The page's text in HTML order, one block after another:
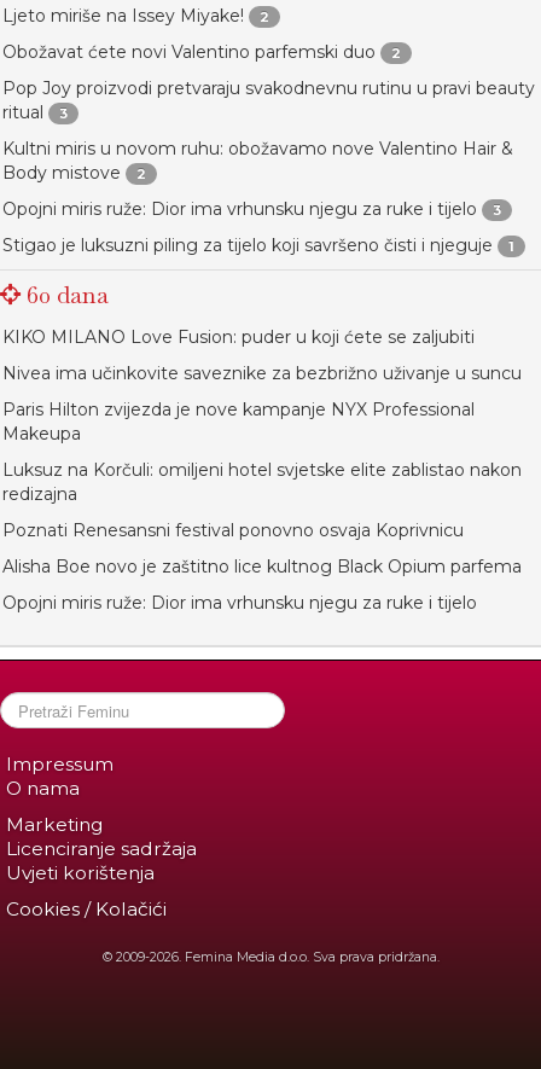
Ljeto miriše na Issey Miyake! 2
Obožavat ćete novi Valentino parfemski duo 2
Pop Joy proizvodi pretvaraju svakodnevnu rutinu u pravi beauty
ritual
3
Kultni miris u novom ruhu: obožavamo nove Valentino Hair &
Body mistove
2
Opojni miris ruže: Dior ima vrhunsku njegu za ruke i tijelo 3
Stigao je luksuzni piling za tijelo koji savršeno čisti i njeguje 1
60 dana
KIKO MILANO Love Fusion: puder u koji ćete se zaljubiti
Nivea ima učinkovite saveznike za bezbrižno uživanje u suncu
Paris Hilton zvijezda je nove kampanje NYX Professional
Makeupa
Luksuz na Korčuli: omiljeni hotel svjetske elite zablistao nakon
redizajna
Poznati Renesansni festival ponovno osvaja Koprivnicu
Alisha Boe novo je zaštitno lice kultnog Black Opium parfema
Opojni miris ruže: Dior ima vrhunsku njegu za ruke i tijelo
Impressum
O nama
Marketing
Licenciranje sadržaja
Uvjeti korištenja
Cookies / Kolačići
© 2009-2026. Femina Media d.o.o. Sva prava pridržana.